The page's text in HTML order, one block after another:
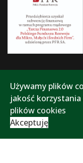
Polityka prywatności
Używamy plików
jakość
plików cookies
Akceptuję